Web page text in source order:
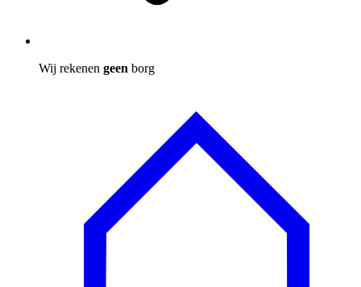
Wij rekenen geen borg